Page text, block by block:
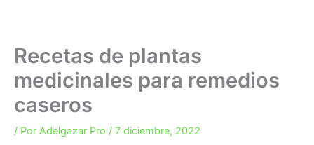
Recetas de plantas
medicinales para remedios
caseros
/ Por Adelgazar Pro / 7 diciembre, 2022